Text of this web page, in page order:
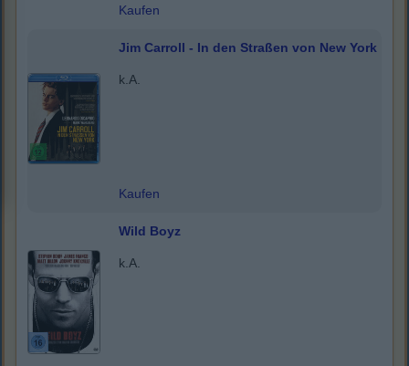
Kaufen
Jim Carroll - In den Straßen von New York
k.A.
Kaufen
Wild Boyz
k.A.